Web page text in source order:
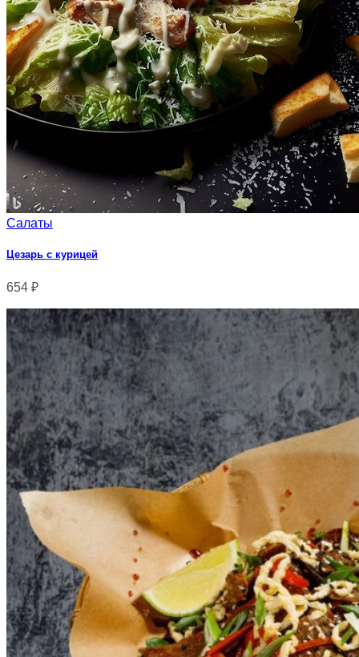
Салаты
Цезарь с курицей
654 ₽